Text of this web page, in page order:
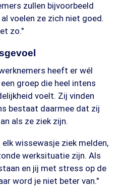
zullen bijvoorbeeld
voelen ze zich niet goed.
zo."
heeft er wél
groep die heel intens
voelt. Zij vinden
bestaat daarmee dat zij
als ze ziek zijn.
wissewasje ziek melden,
werksituatie zijn. Als
en jij met stress op de
word je niet beter van."